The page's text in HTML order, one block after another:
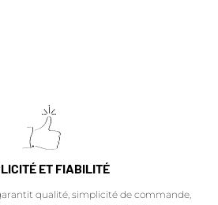
ET FIABILITÉ
qualité, simplicité de commande,